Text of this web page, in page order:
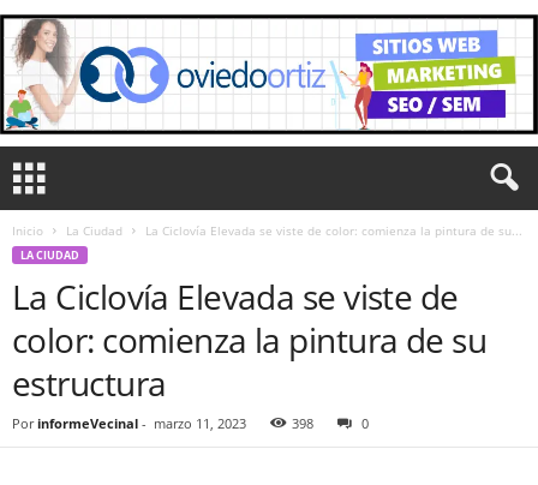
Inicio La Ciudad La Ciclovía Elevada se viste de color: comienza la pintura de su...
LA CIUDAD
La Ciclovía Elevada se viste de
color: comienza la pintura de su
estructura
Por informeVecinal - marzo 11, 2023 398 0